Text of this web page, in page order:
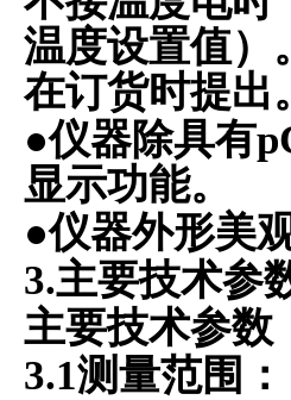
温度设置值）
在订货时提出。
●仪器除具有
显示功能。
●仪器外形美
3.主要技术参
主要技术参数
3.1测量范围：